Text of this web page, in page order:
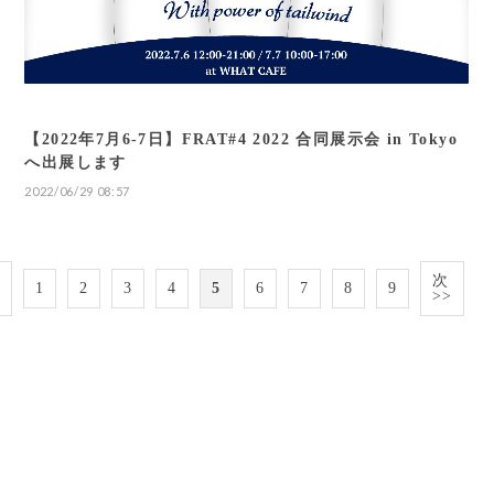
【2022年7月6-7日】FRAT#4 2022 合同展示会 in Tokyo
へ出展します
2022/06/29 08:57
1 2 3 4 5 6 7 8 9
次
>>